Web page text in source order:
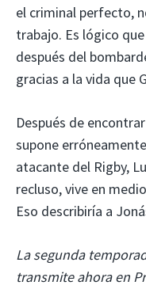
el criminal perfecto,
trabajo. Es lógico
después del
gracias a la vida que
Después de
supone
atacante del Rigby,
recluso, vive en
Eso describiría a
La segunda
transmite ahora en